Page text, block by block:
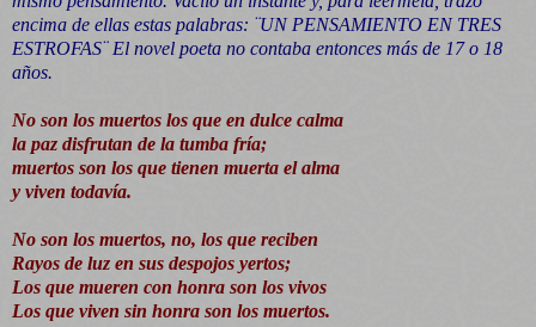
encima de ellas estas palabras: ¨UN PENSAMIENTO EN TRES
ESTROFAS¨ El novel poeta no contaba entonces más de 17 o 18
años.
No son los muertos los que en dulce calma
la paz disfrutan de la tumba fría;
muertos son los que tienen muerta el alma
y viven todavía.
No son los muertos, no, los que reciben
Rayos de luz en sus despojos yertos;
Los que mueren con honra son los vivos
Los que viven sin honra son los muertos.